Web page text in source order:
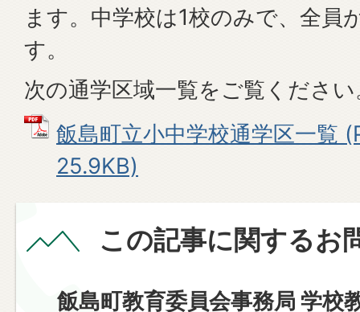
ます。中学校は1校のみで、全員
す。
次の通学区域一覧をご覧ください
飯島町立小中学校通学区一覧
25.9KB)
この記事に関するお
飯島町教育委員会事務局 学校